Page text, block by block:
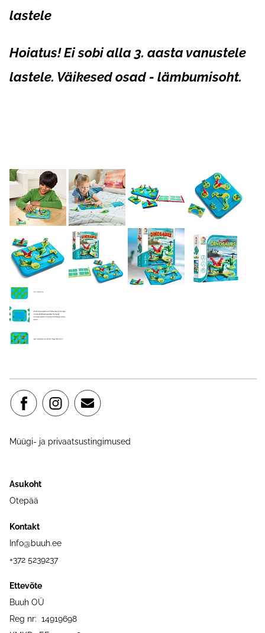
lastele
Hoiatus! Ei sobi alla 3. aasta vanustele
lastele. Väikesed osad - lämbumisoht.
Müügi- ja privaatsustingimused
Asukoht
Otepää
Kontakt
Info@buuh.ee
+372 5239237
Ettevõte
Buuh OÜ
Reg nr: 14919698